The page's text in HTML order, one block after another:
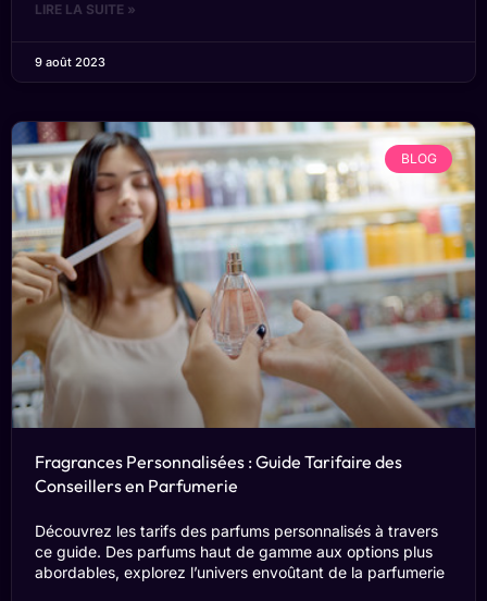
LIRE LA SUITE »
9 août 2023
BLOG
Fragrances Personnalisées : Guide Tarifaire des
Conseillers en Parfumerie
Découvrez les tarifs des parfums personnalisés à travers
ce guide. Des parfums haut de gamme aux options plus
abordables, explorez l’univers envoûtant de la parfumerie